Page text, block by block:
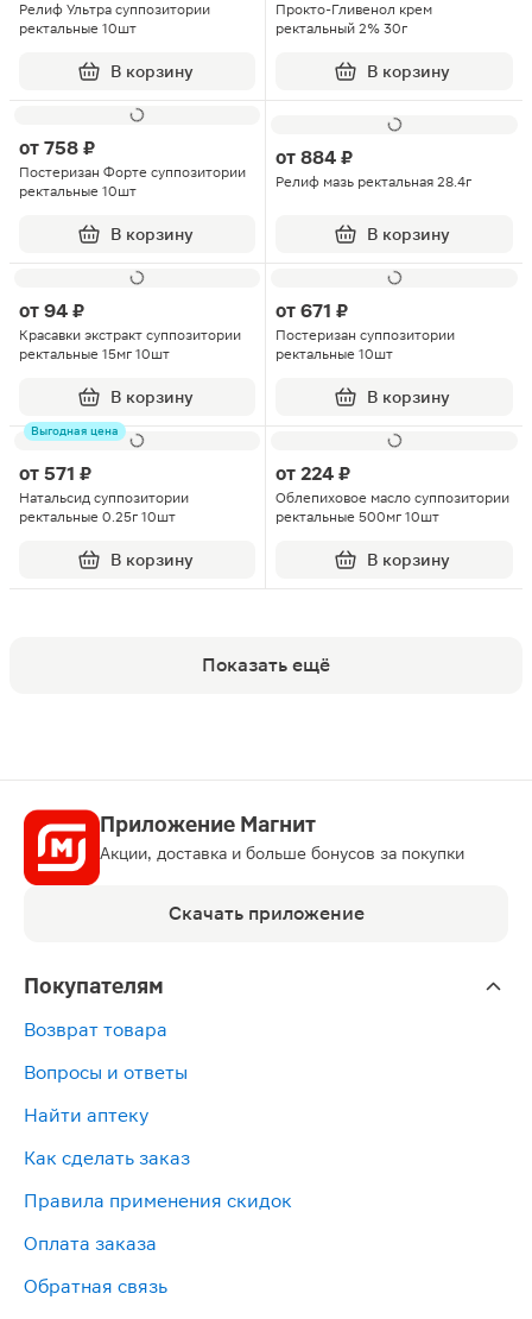
Релиф Ультра суппозитории
ректальные 10шт
В корзину
Прокто-Гливенол крем
ректальный 2% 30г
В корзину
от 758 ₽
Постеризан Форте суппозитории
ректальные 10шт
В корзину
от 884 ₽
Релиф мазь ректальная 28.4г
В корзину
от 94 ₽
Красавки экстракт суппозитории
ректальные 15мг 10шт
В корзину
от 671 ₽
Постеризан суппозитории
ректальные 10шт
В корзину
Выгодная цена
от 571 ₽
Натальсид суппозитории
ректальные 0.25г 10шт
В корзину
от 224 ₽
Облепиховое масло суппозитории
ректальные 500мг 10шт
В корзину
Показать ещё
Приложение Магнит
Акции, доставка и больше бонусов за покупки
Скачать приложение
Покупателям
Возврат товара
Вопросы и ответы
Найти аптеку
Как сделать заказ
Правила применения скидок
Оплата заказа
Обратная связь